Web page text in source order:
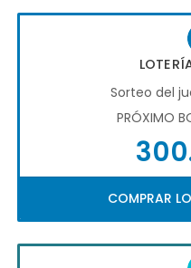
Sorteo del
PRÓXIMO
COMPRAR